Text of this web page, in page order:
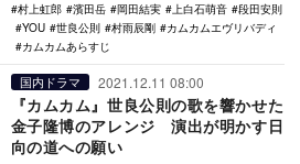
村上虹郎
濱田岳 岡田結実 上白石萌音
段田安則
YOU
世良公則 村雨辰剛
カムカムエヴリバディ
カムカムあらすじ
国内ドラマ 2021.12.11 08:00
『カムカム』世良公則の歌を響かせた
金子隆博のアレンジ 演出が明かす日
向の道への願い